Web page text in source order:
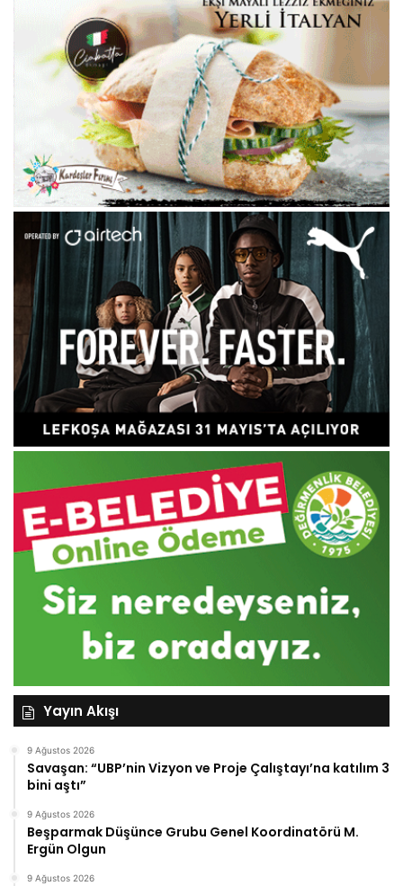
Yayın Akışı
9 Ağustos 2026
Savaşan: “UBP’nin Vizyon ve Proje Çalıştayı’na katılım 3
bini aştı”
9 Ağustos 2026
Beşparmak Düşünce Grubu Genel Koordinatörü M.
Ergün Olgun
9 Ağustos 2026